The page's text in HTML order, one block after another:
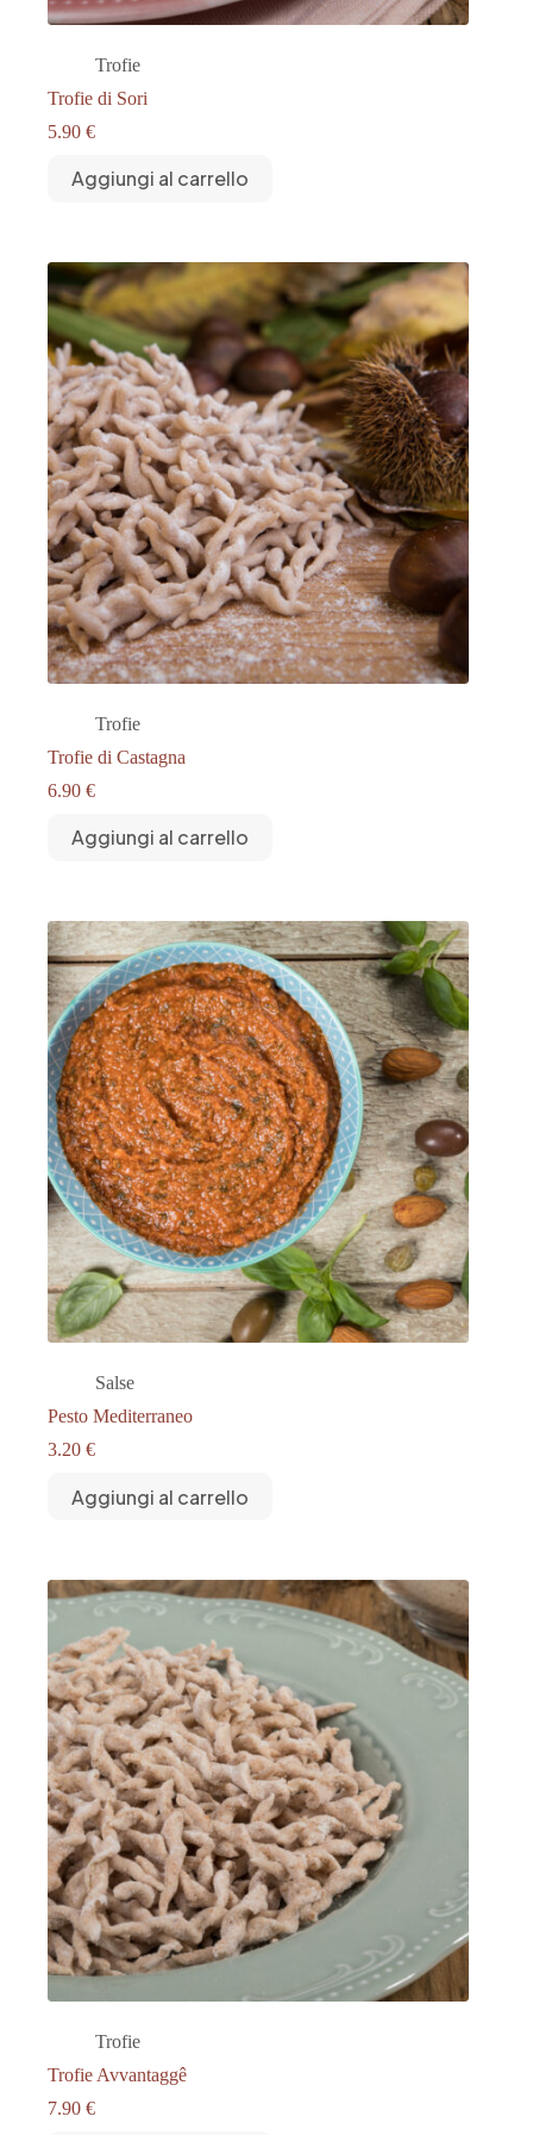
Trofie
Trofie di Sori
5.90 €
Aggiungi al carrello
Trofie
Trofie di Castagna
6.90 €
Aggiungi al carrello
Salse
Pesto Mediterraneo
3.20 €
Aggiungi al carrello
Trofie
Trofie Avvantaggê
7.90 €